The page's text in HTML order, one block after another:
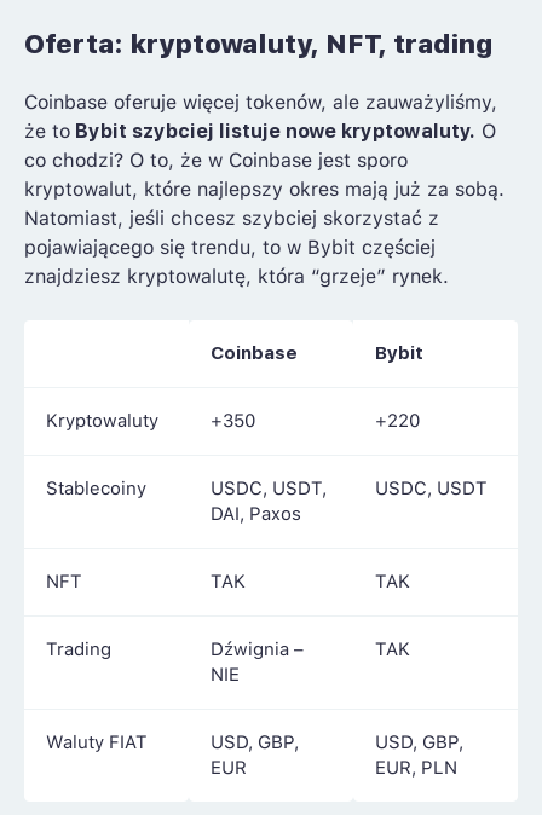
Oferta: kryptowaluty, NFT, trading
Coinbase oferuje więcej tokenów, ale zauważyliśmy,
że to Bybit szybciej listuje nowe kryptowaluty. O
co chodzi? O to, że w Coinbase jest sporo
kryptowalut, które najlepszy okres mają już za sobą.
Natomiast, jeśli chcesz szybciej skorzystać z
pojawiającego się trendu, to w Bybit częściej
znajdziesz kryptowalutę, która “grzeje” rynek.
Coinbase Bybit
Kryptowaluty +350 +220
Stablecoiny
USDC, USDT,
DAI, Paxos
USDC, USDT
NFT TAK TAK
Trading
Dźwignia –
NIE
TAK
Waluty FIAT
USD, GBP,
EUR
USD, GBP,
EUR, PLN